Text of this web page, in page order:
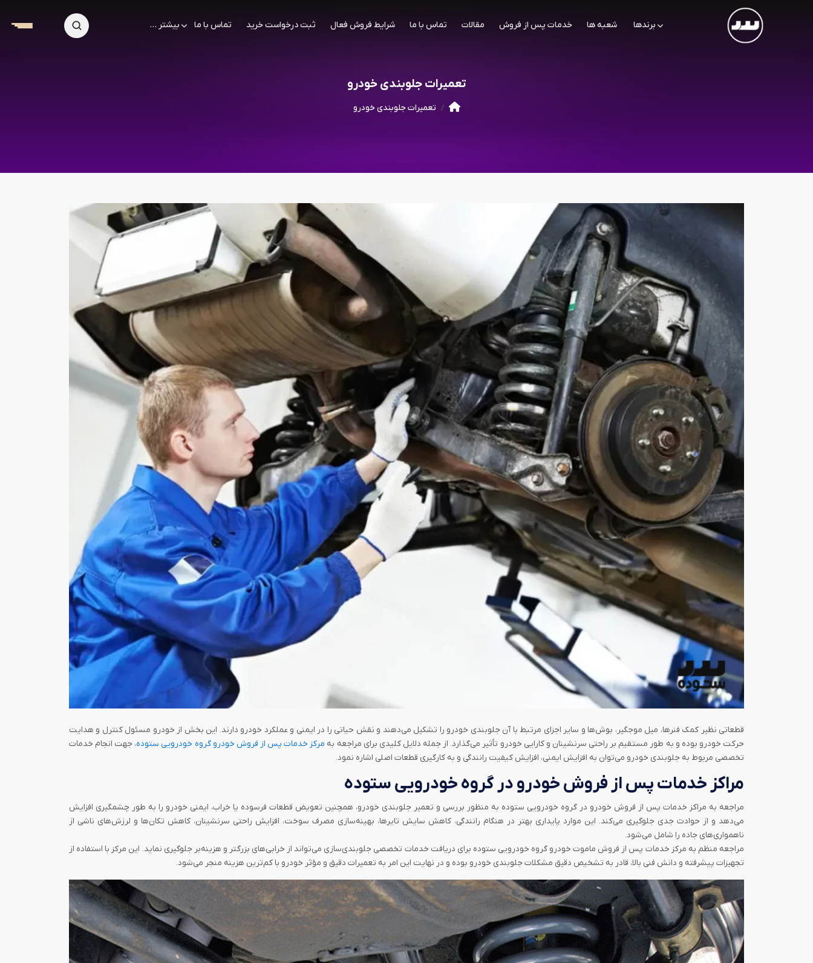
برندها شعبه ها خدمات پس از فروش مقالات تماس با ما شرایط فروش فعال ثبت درخواست خرید تماس با ما بیشتر ...
تعمیرات جلوبندی خودرو
تعمیرات جلوبندی خودرو
قطعاتی نظیر کمک فنر‌ها، میل موجگیر، بوش‌ها و سایر اجزای مرتبط با آن جلوبندی خودرو را تشکیل می‌دهند و نقش حیاتی را در ایمنی و عملکرد خودرو دارند. این بخش از خودرو مسئول کنترل و هدایت
حرکت خودرو بوده و به طور مستقیم بر راحتی سرنشینان و کارایی خودرو تأثیر می‌گذارد. از جمله دلایل کلیدی برای مراجعه به مرکز خدمات پس از فروش خودرو گروه خودرویی ستوده، جهت انجام خدمات
تخصصی مربوط به جلوبندی خودرو می‌توان به افزایش ایمنی، افزایش کیفیت رانندگی و به کارگیری قطعات اصلی اشاره نمود.
مراکز خدمات پس از فروش خودرو در گروه خودرویی ستوده
مراجعه به مراکز خدمات پس از فروش خودرو در گروه خودرویی ستوده به منظور بررسی و تعمیر جلوبندی خودرو، همچنین تعویض قطعات فرسوده یا خراب، ایمنی خودرو را به طور چشمگیری افزایش
می‌دهد و از حوادث جدی جلوگیری می‌کند. این موارد پایداری بهتر در هنگام رانندگی، کاهش سایش تایر‌ها، بهینه‌سازی مصرف سوخت، افزایش راحتی سرنشینان، کاهش تکان‌ها و لرزش‌های ناشی از
ناهمواری‌های جاده را شامل می‌شود.
مراجعه منظم به مرکز خدمات پس از فروش ماموت خودرو گروه خودرویی ستوده برای دریافت خدمات تخصصی جلوبندی‌سازی می‌تواند از خرابی‌های بزرگتر و هزینه‌بر جلوگیری نماید. این مرکز با استفاده از
تجهیزات پیشرفته و دانش فنی بالا، قادر به تشخیص دقیق مشکلات جلوبندی خودرو بوده و در نهایت این امر به تعمیرات دقیق و مؤثر خودرو با کم‌تر‌ین هزینه منجر می‌شود.